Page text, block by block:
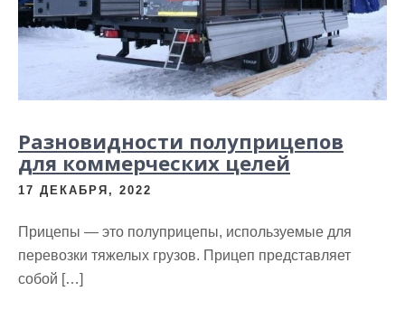
Разновидности полуприцепов
для коммерческих целей
17 ДЕКАБРЯ, 2022
Прицепы — это полуприцепы, используемые для
перевозки тяжелых грузов. Прицеп представляет
собой […]